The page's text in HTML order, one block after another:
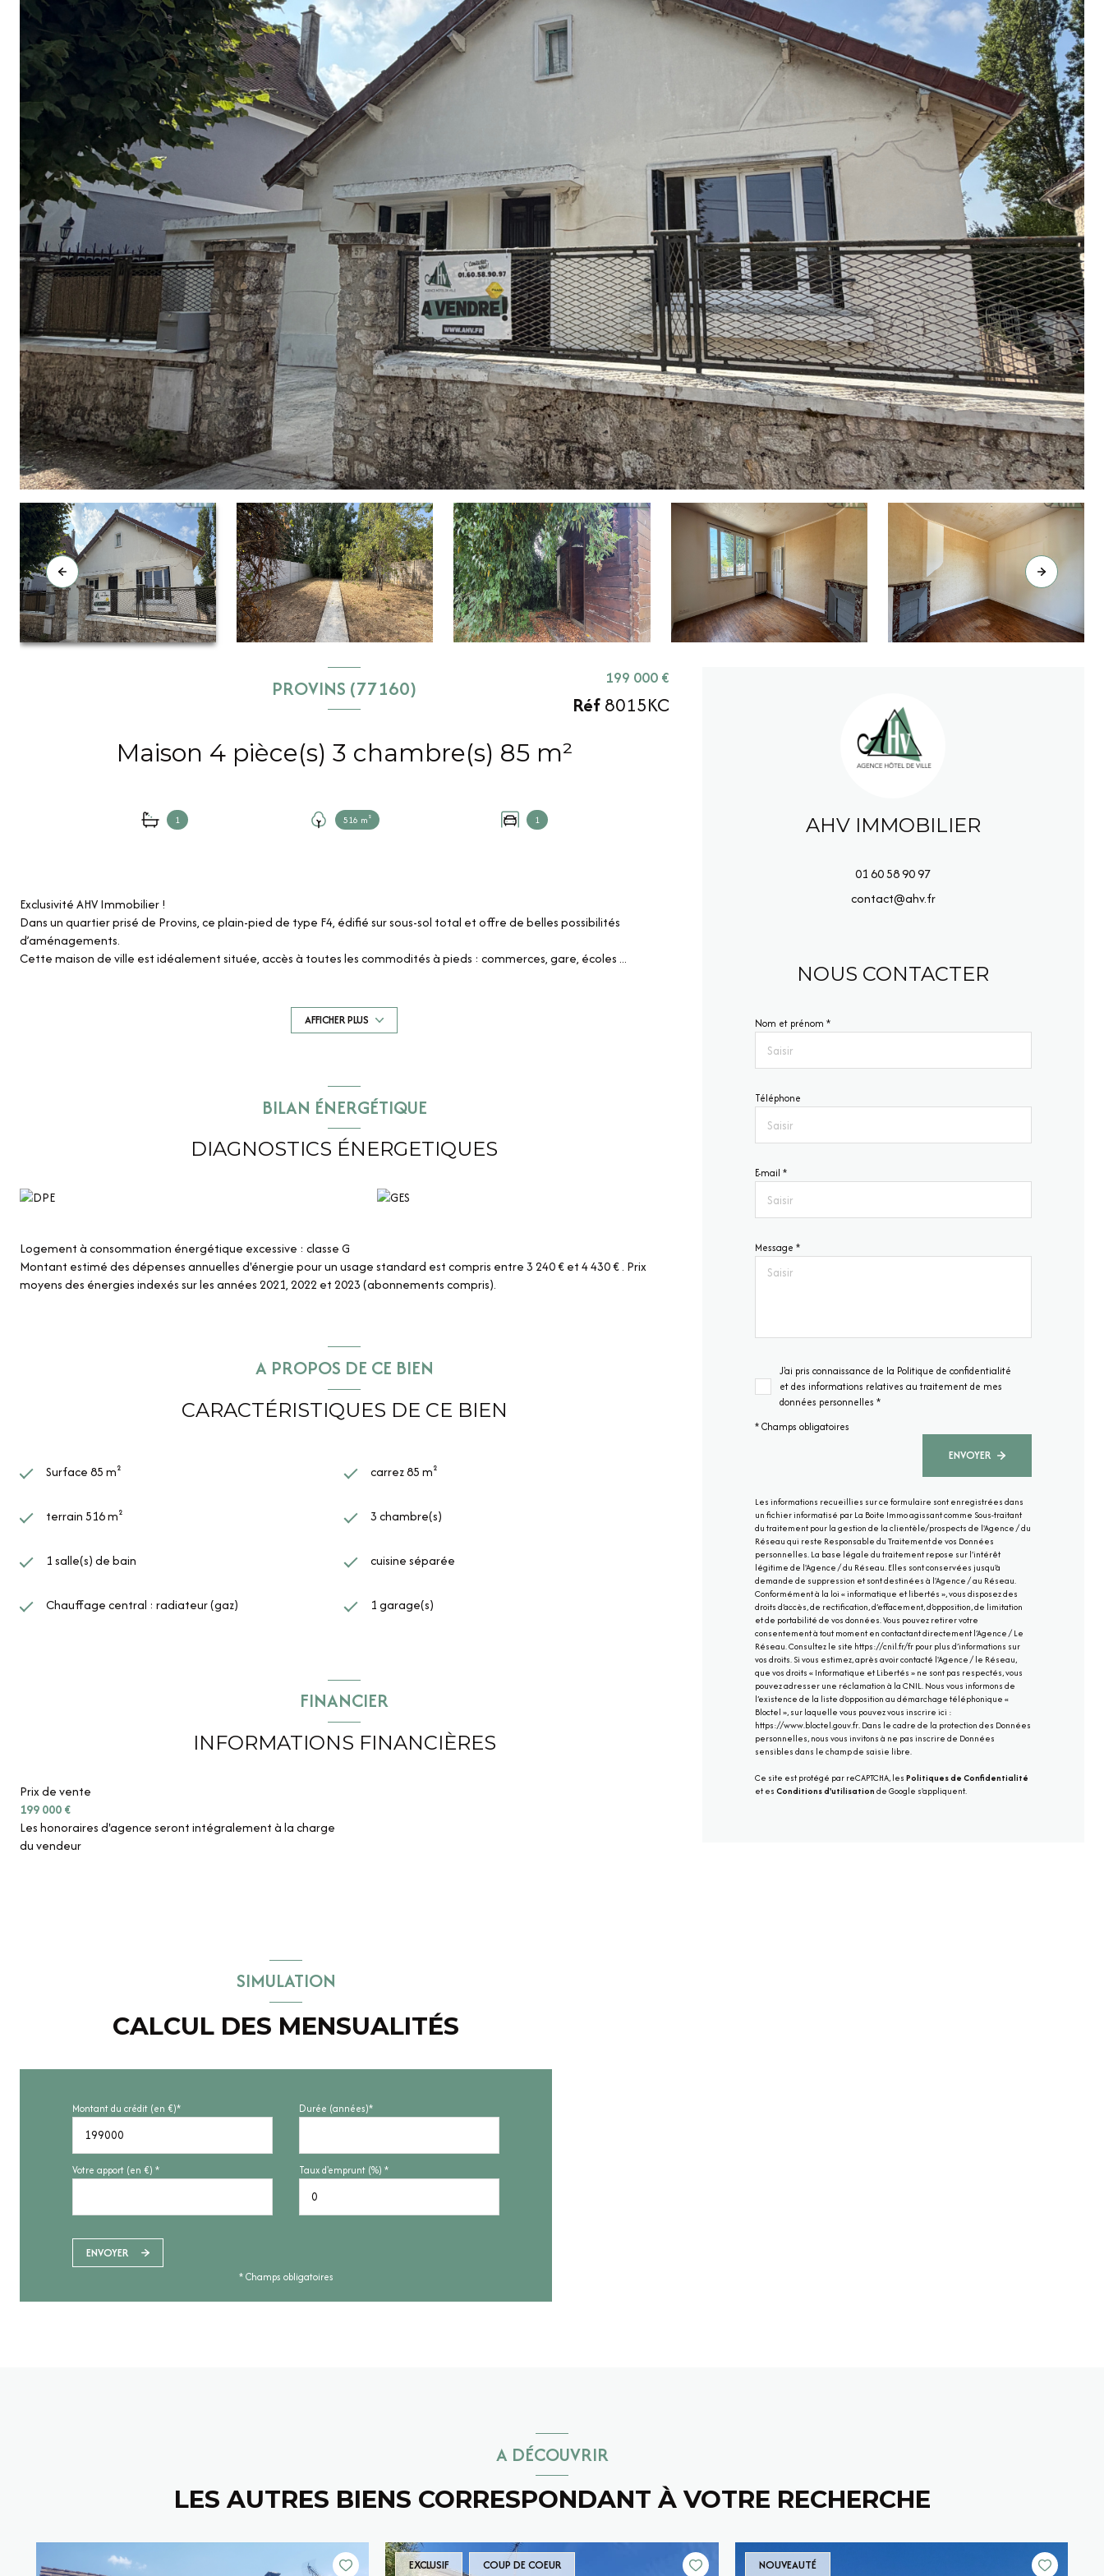
PROVINS (77160)
Maison 4 pièce(s) 3 chambre(s) 85 m²
1 516 m² 1
199 000 €
Réf8015KC
Exclusivité AHV Immobilier !
Dans un quartier prisé de Provins, ce plain-pied de type F4, édifié sur sous-sol total et offre de belles possibilités
d’aménagements.
Cette maison de ville est idéalement située, accès à toutes les commodités à pieds : commerces, gare, écoles ...
au séjour peut être ouvert pour créer une grande pièce de vie, idéal pour vos projets de rénovation et
Des travaux sont à prévoir, laissant place à votre imagination pour la remettre au goût du jour et en faire un cocon à
AFFICHER PLUS
BILAN ÉNERGÉTIQUE
DIAGNOSTICS ÉNERGETIQUES
Logement à consommation énergétique excessive : classe G
Montant estimé des dépenses annuelles d'énergie pour un usage standard est compris entre 3 240 € et 4 430 € . Prix
moyens des énergies indexés sur les années 2021, 2022 et 2023 (abonnements compris).
A PROPOS DE CE BIEN
CARACTÉRISTIQUES DE CE BIEN
Surface 85 m² carrez 85 m²
terrain 516 m² 3 chambre(s)
1 salle(s) de bain cuisine séparée
Chauffage central : radiateur (gaz) 1 garage(s)
FINANCIER
INFORMATIONS FINANCIÈRES
Prix de vente
199 000 €
Les honoraires d'agence seront intégralement à la charge
du vendeur
AHV IMMOBILIER
01 60 58 90 97
contact@ahv.fr
NOUS CONTACTER
Nom et prénom *
Téléphone
E-mail *
Message *
J'ai pris connaissance de la Politique de confidentialité
et des informations relatives au traitement de mes
données personnelles *
* Champs obligatoires
ENVOYER
Les informations recueillies sur ce formulaire sont enregistrées dans
un fichier informatisé par La Boite Immo agissant comme Sous-traitant
du traitement pour la gestion de la clientèle/prospects de l'Agence / du
Réseau qui reste Responsable du Traitement de vos Données
personnelles. La base légale du traitement repose sur l'intérêt
légitime de l'Agence / du Réseau. Elles sont conservées jusqu'à
demande de suppression et sont destinées à l'Agence / au Réseau.
Conformément à la loi « informatique et libertés », vous disposez des
droits d’accès, de rectification, d’effacement, d’opposition, de limitation
et de portabilité de vos données. Vous pouvez retirer votre
consentement à tout moment en contactant directement l’Agence / Le
Réseau. Consultez le site https://cnil.fr/frpour plus d’informations sur
vos droits. Si vous estimez, après avoir contacté l'Agence / le Réseau,
que vos droits « Informatique et Libertés » ne sont pas respectés, vous
pouvez adresser une réclamation à la CNIL. Nous vous informons de
l’existence de la liste d'opposition au démarchage téléphonique «
Bloctel », sur laquelle vous pouvez vous inscrire ici :
https://www.bloctel.gouv.fr. Dans le cadre de la protection des Données
personnelles, nous vous invitons à ne pas inscrire de Données
sensibles dans le champ de saisie libre.
Ce site est protégé par reCAPTCHA, les Politiques de Confidentialité
et es Conditions d'utilisation de Google s'appliquent.
SIMULATION
CALCUL DES MENSUALITÉS
Montant du crédit (en €)* Durée (années)*
Votre apport (en €) * Taux d'emprunt (%) *
ENVOYER
* Champs obligatoires
A DÉCOUVRIR
LES AUTRES BIENS CORRESPONDANT À VOTRE RECHERCHE
EXCLUSIF COUP DE COEUR NOUVEAUTÉ